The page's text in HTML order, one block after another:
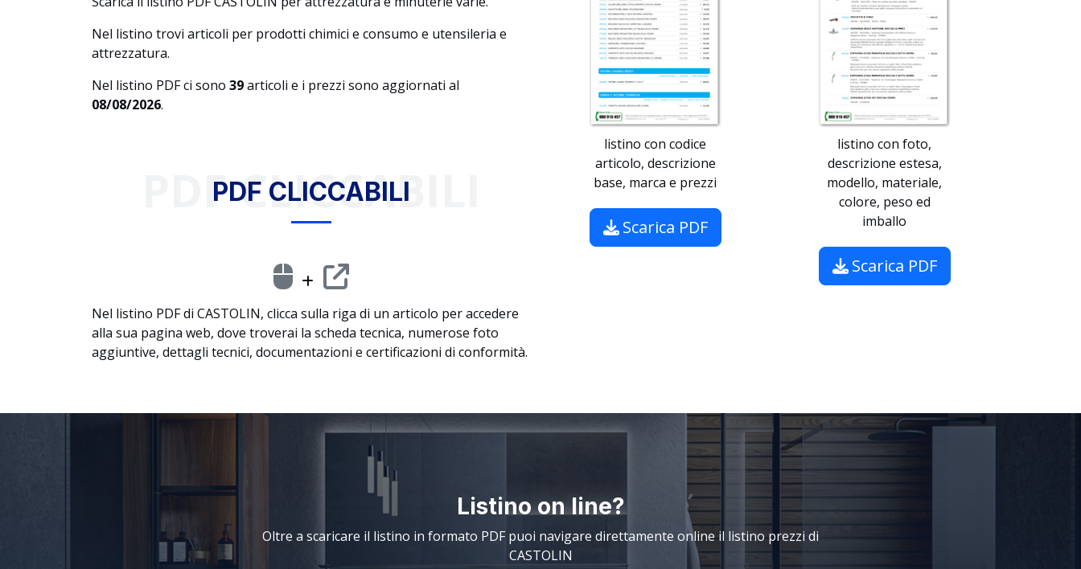
Nel listino trovi articoli per prodotti chimici e consumo e utensileria e
attrezzatura.
Nel listino PDF ci sono 39articoli e i prezzi sono aggiornati al
08/08/2026.
PDF CLICCABILI
PDF CLICCABILI
Nel listino PDF di CASTOLIN, clicca sulla riga di un articolo per accedere
alla sua pagina web, dove troverai la scheda tecnica, numerose foto
aggiuntive, dettagli tecnici, documentazioni e certificazioni di conformità.
listino con codice
articolo, descrizione
base, marca e prezzi
Scarica PDF
listino con foto,
descrizione estesa,
modello, materiale,
colore, peso ed
imballo
Scarica PDF
Listino on line?
Oltre a scaricare il listino in formato PDF puoi navigare direttamente online il listino prezzi di
CASTOLIN